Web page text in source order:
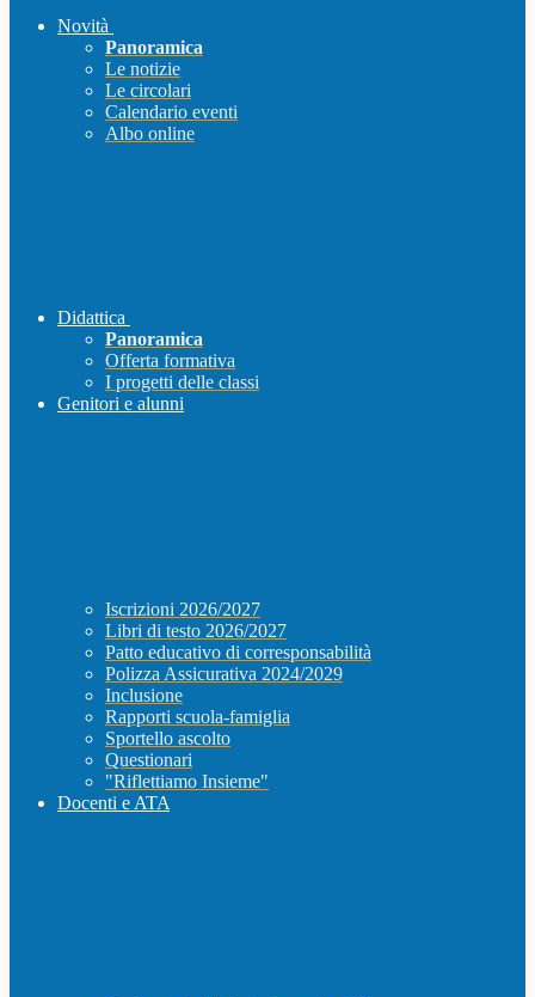
Novità
Panoramica
Le notizie
Le circolari
Calendario eventi
Albo online
Didattica
Panoramica
Offerta formativa
I progetti delle classi
Genitori e alunni
Iscrizioni 2026/2027
Libri di testo 2026/2027
Patto educativo di corresponsabilità
Polizza Assicurativa 2024/2029
Inclusione
Rapporti scuola-famiglia
Sportello ascolto
Questionari
"Riflettiamo Insieme"
Docenti e ATA